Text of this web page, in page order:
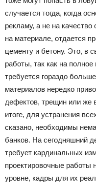
случается тогда, когда
рекламу, а не на
на материале, отдается
цементу и бетону. Это, в
работы, так как на
требуется гораздо
материалов нередко
дефектов, трещин или же
итоге, для устранения
сказано, необходимы
банков. На сегодняшний
требует кардинальных
проектировочные работы
уровне, кадры для их